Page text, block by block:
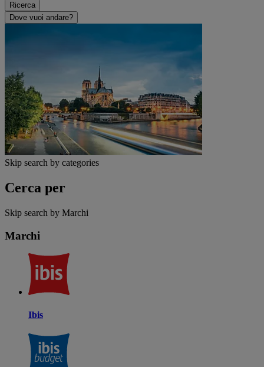
Ricerca
Dove vuoi andare?
Skip search by categories
Cerca per
Skip search by Marchi
Marchi
Ibis